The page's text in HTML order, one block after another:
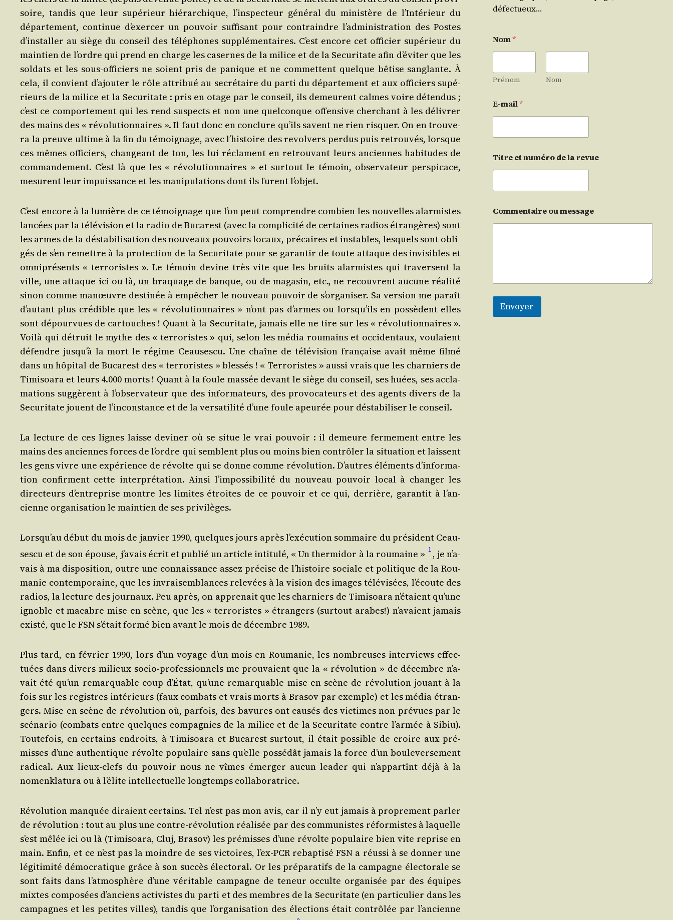
soire, tan­dis que leur supé­rieur hié­rar­chique, l’ins­pec­teur géné­ral du minis­tère de l’In­té­rieur du
dépar­te­ment, conti­nue d’exer­cer un pou­voir suf­fi­sant pour contraindre l’ad­mi­nis­tra­tion des Postes
d’ins­tal­ler au siège du conseil des télé­phones sup­plé­men­taires. C’est encore cet offi­cier supé­rieur du
main­tien de l’ordre qui prend en charge les casernes de la milice et de la Secu­ri­tate afin d’é­vi­ter que les
sol­dats et les sous-offi­ciers ne soient pris de panique et ne com­mettent quelque bêtise san­glante. À
cela, il convient d’a­jou­ter le rôle attri­bué au secré­taire du par­ti du dépar­te­ment et aux offi­ciers supé­
rieurs de la milice et la Secu­ri­tate : pris en otage par le conseil, ils demeurent calmes voire déten­dus ;
c’est ce com­por­te­ment qui les rend sus­pects et non une quel­conque offen­sive cher­chant à les déli­vrer
des mains des « révo­lu­tion­naires ». Il faut donc en conclure qu’ils savent ne rien ris­quer. On en trou­ve­
ra la preuve ultime à la fin du témoi­gnage, avec l’his­toire des revol­vers per­dus puis retrou­vés, lorsque
ces mêmes offi­ciers, chan­geant de ton, les lui réclament en retrou­vant leurs anciennes habi­tudes de
com­man­de­ment. C’est là que les « révo­lu­tion­naires » et sur­tout le témoin, obser­va­teur pers­pi­cace,
mesurent leur impuis­sance et les mani­pu­la­tions dont ils furent l’objet.
C’est encore à la lumière de ce témoi­gnage que l’on peut com­prendre com­bien les nou­velles alar­mistes
lan­cées par la télé­vi­sion et la radio de Buca­rest (avec la com­pli­ci­té de cer­taines radios étran­gères) sont
les armes de la désta­bi­li­sa­tion des nou­veaux pou­voirs locaux, pré­caires et instables, les­quels sont obli­
gés de s’en remettre à la pro­tec­tion de la Secu­ri­tate pour se garan­tir de toute attaque des invi­sibles et
omni­pré­sents « ter­ro­ristes ». Le témoin devine très vite que les bruits alar­mistes qui tra­versent la
ville, une attaque ici ou là, un bra­quage de banque, ou de maga­sin, etc., ne recouvrent aucune réa­li­té
sinon comme manœuvre des­ti­née à empê­cher le nou­veau pou­voir de s’or­ga­ni­ser. Sa ver­sion me paraît
d’au­tant plus cré­dible que les « révo­lu­tion­naires » n’ont pas d’armes ou lors­qu’ils en pos­sèdent elles
sont dépour­vues de car­touches ! Quant à la Secu­ri­tate, jamais elle ne tire sur les « révo­lu­tion­naires ».
Voi­là qui détruit le mythe des « ter­ro­ristes » qui, selon les média rou­mains et occi­den­taux, vou­laient
défendre jus­qu’à la mort le régime Ceau­ses­cu. Une chaîne de télé­vi­sion fran­çaise avait même fil­mé
dans un hôpi­tal de Buca­rest des « ter­ro­ristes » bles­sés ! « Ter­ro­ristes » aus­si vrais que les char­niers de
Timi­soa­ra et leurs 4.000 morts ! Quant à la foule mas­sée devant le siège du conseil, ses huées, ses accla­
ma­tions sug­gèrent à l’ob­ser­va­teur que des infor­ma­teurs, des pro­vo­ca­teurs et des agents divers de la
Secu­ri­tate jouent de l’in­cons­tance et de la ver­sa­ti­li­té d’une foule apeu­rée pour désta­bi­li­ser le conseil.
La lec­ture de ces lignes laisse devi­ner où se situe le vrai pou­voir : il demeure fer­me­ment entre les
mains des anciennes forces de l’ordre qui semblent plus ou moins bien contrô­ler la situa­tion et laissent
les gens vivre une expé­rience de révolte qui se donne comme révo­lu­tion. D’autres élé­ments d’in­for­ma­
tion confirment cette inter­pré­ta­tion. Ain­si l’im­pos­si­bi­li­té du nou­veau pou­voir local à chan­ger les
direc­teurs d’en­tre­prise montre les limites étroites de ce pou­voir et ce qui, der­rière, garan­tit à l’an­
cienne orga­ni­sa­tion le main­tien de ses privilèges.
Lors­qu’au début du mois de jan­vier 1990, quelques jours après l’exé­cu­tion som­maire du pré­sident Ceau­
ses­cu et de son épouse, j’a­vais écrit et publié un article inti­tu­lé, « Un ther­mi­dor à la rou­maine » 1 , je n’a­
vais à ma dis­po­si­tion, outre une connais­sance assez pré­cise de l’his­toire sociale et poli­tique de la Rou­
ma­nie contem­po­raine, que les invrai­sem­blances rele­vées à la vision des images télé­vi­sées, l’é­coute des
radios, la lec­ture des jour­naux. Peu après, on appre­nait que les char­niers de Timi­soa­ra n’é­taient qu’une
ignoble et macabre mise en scène, que les « ter­ro­ristes » étran­gers (sur­tout arabes!) n’a­vaient jamais
exis­té, que le FSN s’é­tait for­mé bien avant le mois de décembre 1989.
Plus tard, en février 1990, lors d’un voyage d’un mois en Rou­ma­nie, les nom­breuses inter­views effec­
tuées dans divers milieux socio-pro­fes­sion­nels me prou­vaient que la « révo­lu­tion » de décembre n’a­
vait été qu’un remar­quable coup d’É­tat, qu’une remar­quable mise en scène de révo­lu­tion jouant à la
fois sur les registres inté­rieurs (faux com­bats et vrais morts à Bra­sov par exemple) et les média étran­
gers. Mise en scène de révo­lu­tion où, par­fois, des bavures ont cau­sés des vic­times non pré­vues par le
scé­na­rio (com­bats entre quelques com­pa­gnies de la milice et de la Secu­ri­tate contre l’ar­mée à Sibiu).
Tou­te­fois, en cer­tains endroits, à Timi­soa­ra et Buca­rest sur­tout, il était pos­sible de croire aux pré­
misses d’une authen­tique révolte popu­laire sans qu’elle pos­sé­dât jamais la force d’un bou­le­ver­se­ment
radi­cal. Aux lieux-clefs du pou­voir nous ne vîmes émer­ger aucun lea­der qui n’ap­par­tînt déjà à la
nomenk­la­tu­ra ou à l’é­lite intel­lec­tuelle long­temps collaboratrice.
Révo­lu­tion man­quée diraient cer­tains. Tel n’est pas mon avis, car il n’y eut jamais à pro­pre­ment par­ler
de révo­lu­tion : tout au plus une contre-révo­lu­tion réa­li­sée par des com­mu­nistes réfor­mistes à laquelle
s’est mêlée ici ou là (Timi­soa­ra, Cluj, Bra­sov) les pré­misses d’une révolte popu­laire bien vite reprise en
main. Enfin, et ce n’est pas la moindre de ses vic­toires, l’ex-PCR rebap­ti­sé FSN a réus­si à se don­ner une
légi­ti­mi­té démo­cra­tique grâce à son suc­cès élec­to­ral. Or les pré­pa­ra­tifs de la cam­pagne élec­to­rale se
sont faits dans l’at­mo­sphère d’une véri­table cam­pagne de teneur occulte orga­ni­sée par des équipes
mixtes com­po­sées d’an­ciens acti­vistes du par­ti et des membres de la Secu­ri­tate (en par­ti­cu­lier dans les
cam­pagnes et les petites villes), tan­dis que l’or­ga­ni­sa­tion des élec­tions était contrô­lée par l’an­cienne
défectueux…
Nom*
Prénom Nom
E-mail*
Titre et numéro de la revue
Commentaire ou message
Envoyer